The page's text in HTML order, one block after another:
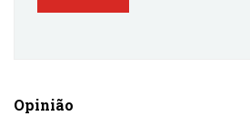
Opinião